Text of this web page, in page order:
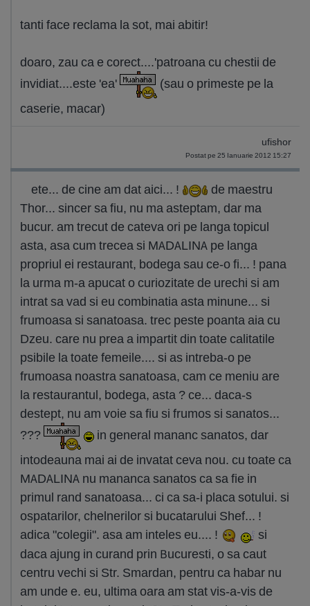
tanti face reclama la sot, mai abitir!
doaro, zau ca e corect....'patroana cu chestii de
invidiat....este 'ea'
(sau o primeste pe la
caserie, macar)
ufishor
Postat pe 25 Ianuarie 2012 15:27
ete... de cine am dat aici... !
de maestru
Thor... sincer sa fiu, nu ma asteptam, dar ma
bucur. am trecut de cateva ori pe langa topicul
asta, asa cum trecea si MADALINA pe langa
propriul ei restaurant, bodega sau ce-o fi... ! pana
la urma m-a apucat o curiozitate de urechi si am
intrat sa vad si eu combinatia asta minune... si
frumoasa si sanatoasa. trec peste poanta aia cu
Dzeu. care nu prea a impartit din toate calitatile
psibile la toate femeile.... si as intreba-o pe
frumoasa noastra sanatoasa, cam ce meniu are
la restaurantul, bodega, asta ? ce... daca-s
destept, nu am voie sa fiu si frumos si sanatos...
???
in general mananc sanatos, dar
intodeauna mai ai de invatat ceva nou. cu toate ca
MADALINA nu mananca sanatos ca sa fie in
primul rand sanatoasa... ci ca sa-i placa sotului. si
ospatarilor, chelnerilor si bucatarului Shef... !
adica "colegii". asa am inteles eu.... !
si
daca ajung in curand prin Bucuresti, o sa caut
centru vechi si Str. Smardan, pentru ca habar nu
am unde e. eu, ultima oara am stat vis-a-vis de